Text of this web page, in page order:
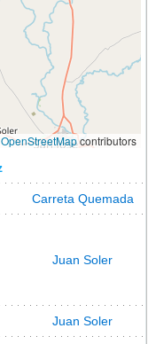
OpenStreetMapcontributors
Carreta Quemada
Juan Soler
Juan Soler